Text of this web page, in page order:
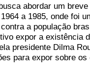
abordar um
a 1985, onde foi
a população
expor a existência
presidente Dilma
para expor sobre